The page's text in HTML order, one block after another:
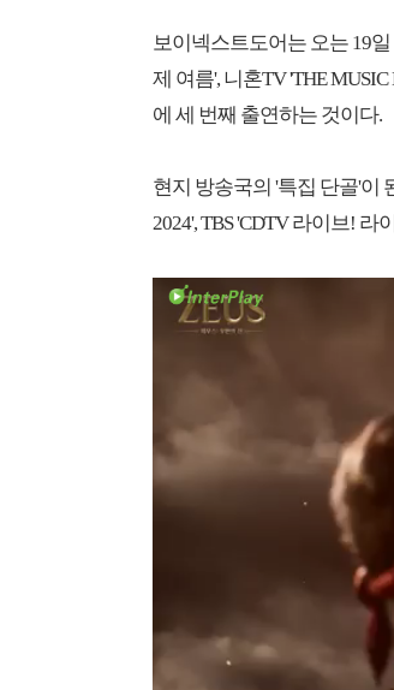
보이넥스트도어는 오는 19일
제 여름', 니혼TV 'THE
에 세 번째 출연하는 것이다.
현지 방송국의 '특집 단골'이
2024', TBS 'CDTV 라이브!